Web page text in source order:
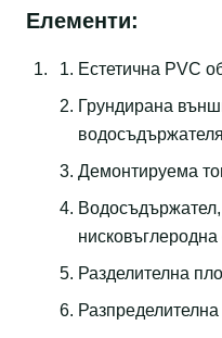
Елементи:
Eстетична PVC
Грундирана
водосъдържателя
Демонтируема
Разделителна